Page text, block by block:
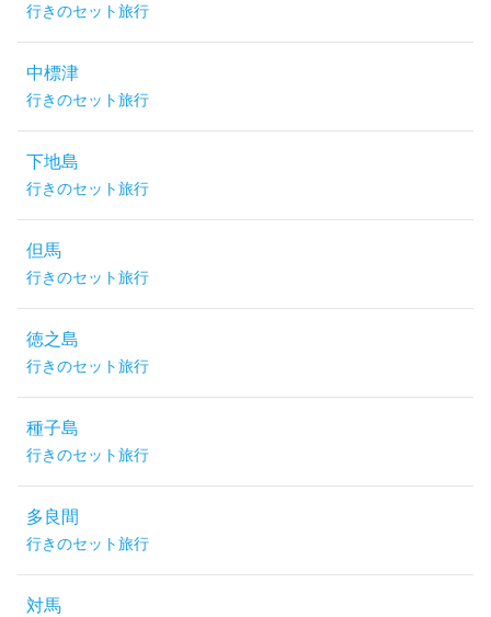
行きのセット旅行
中標津
行きのセット旅行
下地島
行きのセット旅行
但馬
行きのセット旅行
徳之島
行きのセット旅行
種子島
行きのセット旅行
多良間
行きのセット旅行
対馬